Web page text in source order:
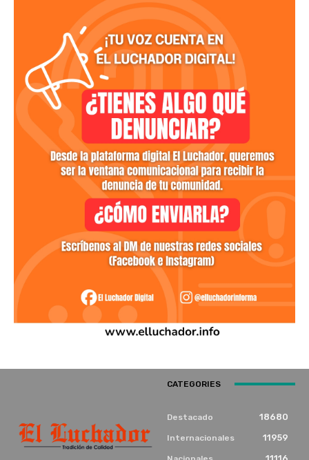
CATEGORIES
Destacado 18680
Internacionales 11959